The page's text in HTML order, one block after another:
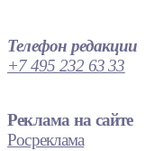
Телефон редакции
+7 495 232 63 33
Реклама на сайте
Росреклама